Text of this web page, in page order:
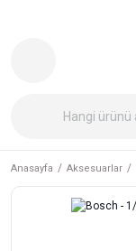
Anasayfa Aksesuarlar